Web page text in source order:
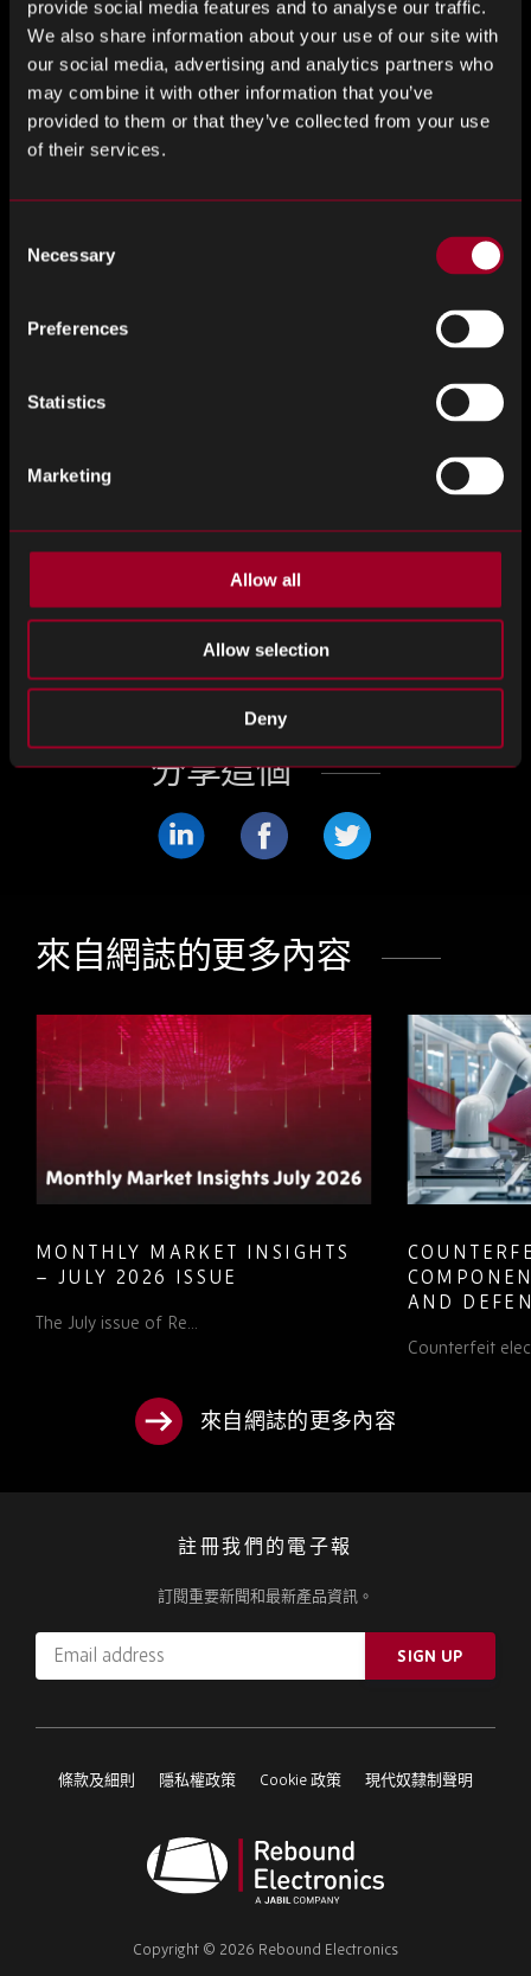
provide social media features and to analyse our traffic.
We also share information about your use of our site with
our social media, advertising and analytics partners who
may combine it with other information that you’ve
provided to them or that they’ve collected from your use
of their services.
Selection
Necessary
Preferences
Statistics
Marketing
Allow all
Allow selection
Deny
尽管芯片进口大幅增长，但专家指出，越南目前的作用集
中在组装、测试和封装上，只占半导体供应链的一小部
分。
4.三星旨在超越台积电成为领先的半导体生产商，改变全
球动态
制造公司（TSMC）成为全球最大的半导体生产商。虽然台
积电在全球半导体供应链中占有重要地位，但三星的大量
资源和对下一代技术的关注可能会推动其向前发展。这种
转变可能会产生地缘政治影响，因为台湾作为半导体中心
用。三星超越台积电的努力是不断变化的半导体格局的一
5.NSF投资4560万美元用于半导体和劳动力发展
美国国家科学基金会（NSF）宣布投资4560万美元，用于
24个旨在推进半导体技术、制造和劳动力发展的研究和教
育项目。在 NSF 半导体未来 （FuSe） 计划和“2022 年芯片
足美国对熟练半导体劳动力的需求。
分享這個
LinkedIn
Facebook
來自網誌的更多內容
MONTHLY MARKET INSIGHTS
– JULY 2026 ISSUE
The July issue of Re...
AND
TO KNOW
Counterfeit
來自網誌的更多內容
註冊我們的電子報
訂閱重要新聞和最新產品資訊。
Email
address
ignore
field
SIGN UP
條款及細則 隱私權政策 Cookie 政策 現代奴隸制聲明
Electronics
Copyright © 2026 Rebound Electronics